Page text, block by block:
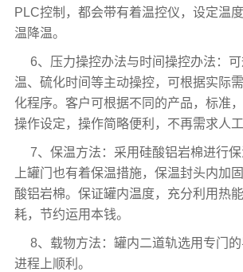
PLC控制，都会带有着温控仪，设定温
温降温。
6、压力操控办法与时间操控办法：可
温、硫化时间等主动操控，可根据实际
化程序。客户可根据不同的产品，标准
操作设定，操作简略便利，不再需求人工
7、保温方法：采用硅酸铝岩棉进行保
上罐门也有着保温措施，保温封头内加
酸铝岩棉。保证罐内温度，充分利用热
耗，节约运用本钱。
8、载物方法：罐内二道轨选用专门的
进程上顺利。